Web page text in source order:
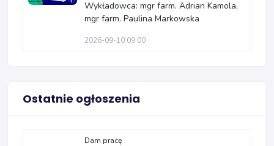
Wykładowca: mgr farm. Adrian Kamola,
mgr farm. Paulina Markowska
2026-09-10 09:00
Ostatnie ogłoszenia
Dam pracę